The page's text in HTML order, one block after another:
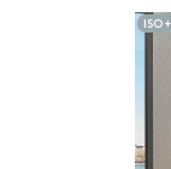
ISO